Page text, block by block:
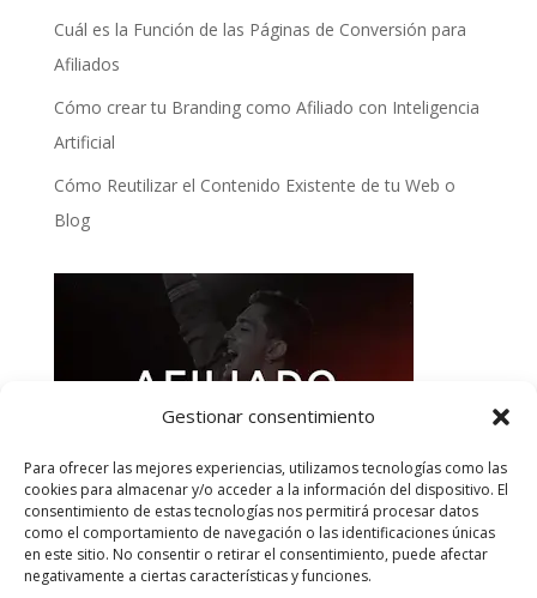
Gestionar consentimiento
Para ofrecer las mejores experiencias, utilizamos tecnologías como las
cookies para almacenar y/o acceder a la información del dispositivo. El
consentimiento de estas tecnologías nos permitirá procesar datos
como el comportamiento de navegación o las identificaciones únicas
en este sitio. No consentir o retirar el consentimiento, puede afectar
negativamente a ciertas características y funciones.
Cuál es la Función de las Páginas de Conversión para
Afiliados
Cómo crear tu Branding como Afiliado con Inteligencia
Artificial
Cómo Reutilizar el Contenido Existente de tu Web o
Blog